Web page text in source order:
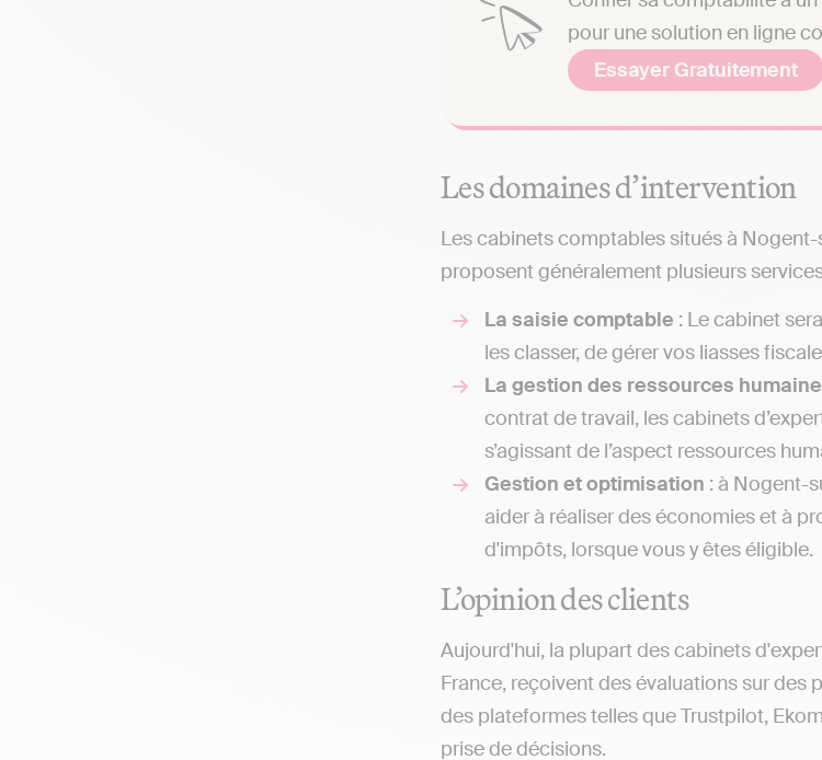
pour une solution en ligne
Essayer Gratuitement
Les domaines d’intervention
Les cabinets comptables situés à
proposent généralement plusieurs
La saisie comptable : Le cabinet
les classer, de gérer vos liasses
La gestion des ressources
contrat de travail, les cabinets
s’agissant de l’aspect ressources
Gestion et optimisation : à Nogent-
aider à réaliser des économies et à
d'impôts, lorsque vous y êtes éligible.
L’opinion des clients
Aujourd'hui, la plupart des cabinets
France, reçoivent des évaluations sur
des plateformes telles que Trustpilot,
prise de décisions.